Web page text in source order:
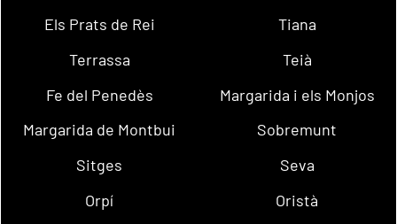
Els Prats de Rei
Tiana
Terrassa
Teià
Fe del Penedès
Margarida i els Monjos
Margarida de Montbui
Sobremunt
Sitges
Seva
Orpí
Oristà